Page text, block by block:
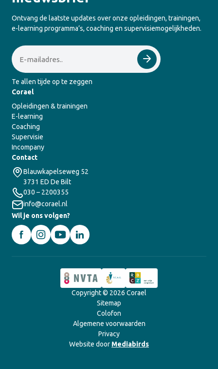
Ontvang de laatste updates over onze opleidingen, trainingen,
e-learning programma’s, coaching en supervisiemogelijkheden.
Email
Te allen tijde op te zeggen
Corael
Opleidingen & trainingen
E-learning
Coaching
Supervisie
Incompany
Contact
Blauwkapelseweg 52
3731 ED De Bilt
030 – 2200355
info@corael.nl
Wil je ons volgen?
Copyright © 2026 Corael
Sitemap
Colofon
Algemene voorwaarden
Privacy
Website door Mediabirds